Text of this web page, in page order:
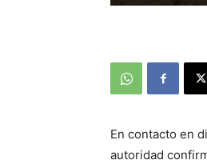
En contacto en
autoridad